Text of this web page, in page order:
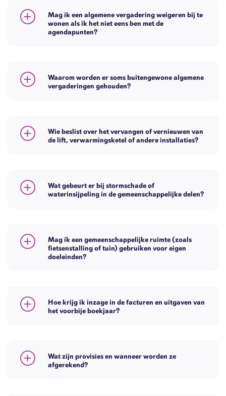
Mag ik een algemene vergadering weigeren bij te
wonen als ik het niet eens ben met de
agendapunten?
Waarom worden er soms buitengewone algemene
vergaderingen gehouden?
Wie beslist over het vervangen of vernieuwen van
de lift, verwarmingsketel of andere installaties?
Wat gebeurt er bij stormschade of
waterinsijpeling in de gemeenschappelijke delen?
Mag ik een gemeenschappelijke ruimte (zoals
fietsenstalling of tuin) gebruiken voor eigen
doeleinden?
Hoe krijg ik inzage in de facturen en uitgaven van
het voorbije boekjaar?
Wat zijn provisies en wanneer worden ze
afgerekend?